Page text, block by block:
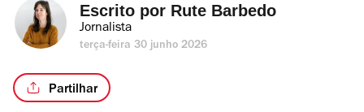
Escrito por Rute Barbedo
Jornalista
terça-feira 30 junho 2026
Partilhar